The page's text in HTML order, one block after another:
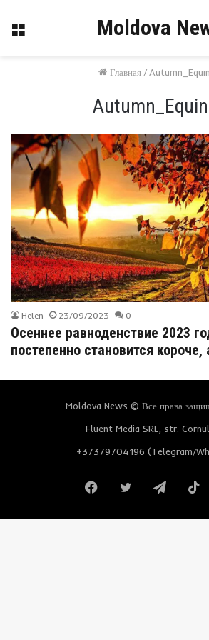
Меню Moldova
Главная /
Helen 23/09/2023 0
Осеннее равноденствие 2023
постепенно становится
Moldova News © Все права
Fluent Media SRL, str.
+37379704196 (Telegram/
FacebookTwitter